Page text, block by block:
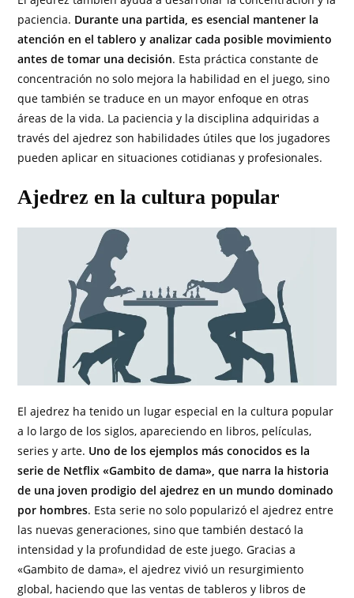
paciencia. Durante una partida, es esencial mantener la
atención en el tablero y analizar cada posible movimiento
antes de tomar una decisión. Esta práctica constante de
concentración no solo mejora la habilidad en el juego, sino
que también se traduce en un mayor enfoque en otras
áreas de la vida. La paciencia y la disciplina adquiridas a
través del ajedrez son habilidades útiles que los jugadores
pueden aplicar en situaciones cotidianas y profesionales.
Ajedrez en la cultura popular
El ajedrez ha tenido un lugar especial en la cultura popular
a lo largo de los siglos, apareciendo en libros, películas,
series y arte. Uno de los ejemplos más conocidos es la
serie de Netflix «Gambito de dama», que narra la historia
de una joven prodigio del ajedrez en un mundo dominado
por hombres. Esta serie no solo popularizó el ajedrez entre
las nuevas generaciones, sino que también destacó la
intensidad y la profundidad de este juego. Gracias a
«Gambito de dama», el ajedrez vivió un resurgimiento
global, haciendo que las ventas de tableros y libros de